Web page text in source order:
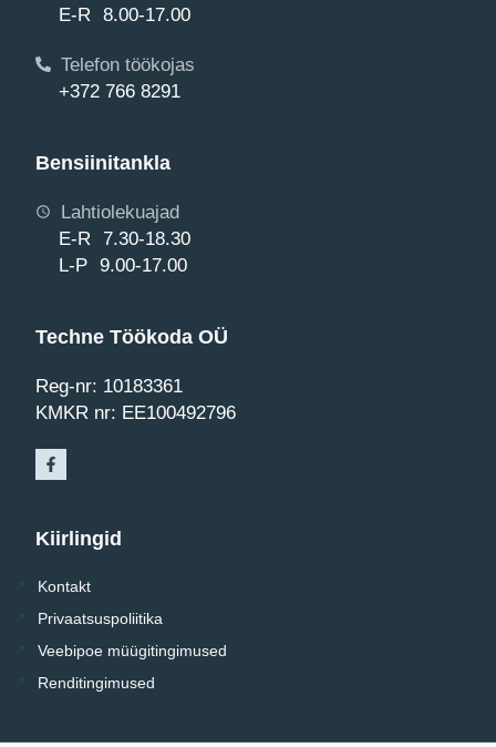
E-R 8.00-17.00
Telefon töökojas
+372 766 8291
Bensiinitankla
Lahtiolekuajad
E-R 7.30-18.30
L-P 9.00-17.00
Techne Töökoda OÜ
Reg-nr: 10183361
KMKR nr: EE100492796
Kiirlingid
Kontakt
Privaatsuspoliitika
Veebipoe müügitingimused
Renditingimused